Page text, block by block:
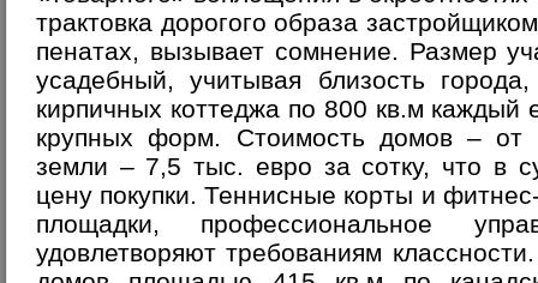
трактовка дорогого образа
пенатах, вызывает сомнение. Размер
усадебный, учитывая близость
кирпичных коттеджа по 800 кв.м каждый
крупных форм. Стоимость домов – от
земли – 7,5 тыс. евро за сотку, что в
цену покупки. Теннисные корты и
площадки, профессиональное
удовлетворяют требованиям